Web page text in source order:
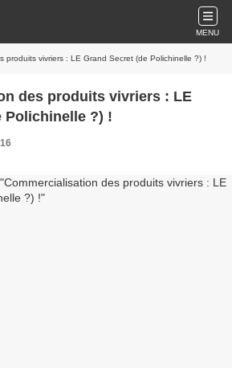
MENU
produits vivriers : LE Grand Secret (de Polichinelle ?) !
des produits vivriers : LE
Polichinelle ?) !